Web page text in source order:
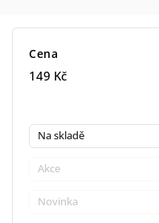
Cena
149 Kč
Na skladě
Akce
Novinka